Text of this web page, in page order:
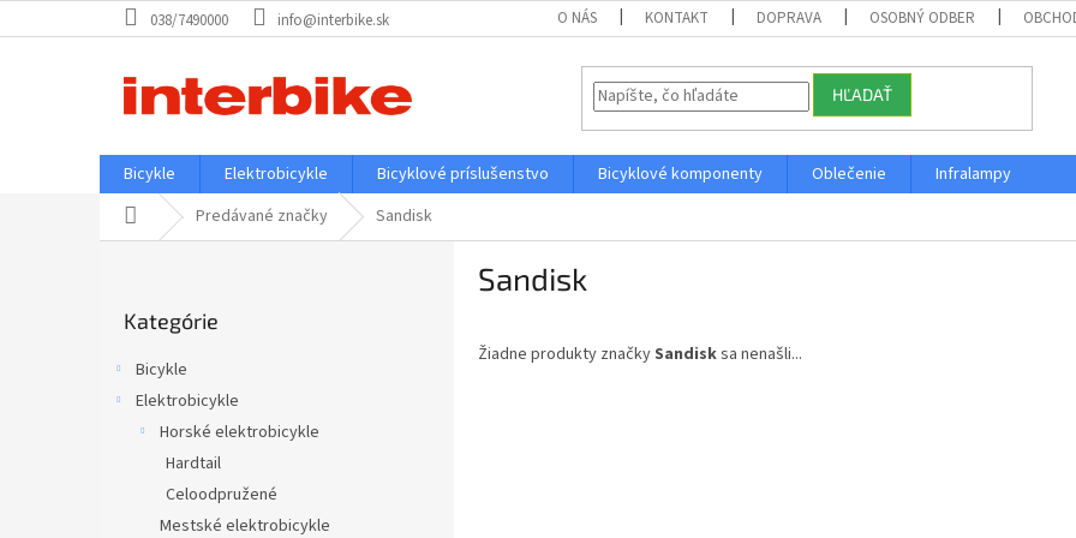
na
038/7490000 info@interbike.sk O NÁS KONTAKT DOPRAVA OSOBNÝ ODBER
HĽADAŤ
Bicykle Elektrobicykle Bicyklové príslušenstvo Bicyklové komponenty Oblečenie
Infralampy
DomovPredávané značky Sandisk
kategórie
Kategórie
Bicykle
Elektrobicykle
Horské elektrobicykle
Hardtail
Celoodpružené
Mestské elektrobicykle
Sandisk
Žiadne produkty značkySandisksa nenašli...